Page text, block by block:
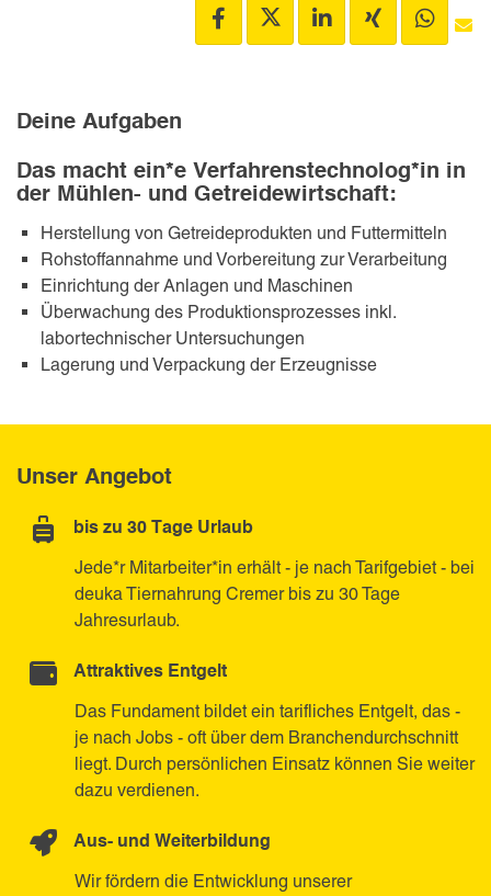
Deine Aufgaben
Das macht ein*e Verfahrenstechnolog*in in
der Mühlen- und Getreidewirtschaft:
Herstellung von Getreideprodukten und Futtermitteln
Rohstoffannahme und Vorbereitung zur Verarbeitung
Einrichtung der Anlagen und Maschinen
Überwachung des Produktionsprozesses inkl.
labortechnischer Untersuchungen
Lagerung und Verpackung der Erzeugnisse
Unser Angebot
bis zu 30 Tage Urlaub
Jede*r Mitarbeiter*in erhält - je nach Tarifgebiet - bei
deuka Tiernahrung Cremer bis zu 30 Tage
Jahresurlaub.
Attraktives Entgelt
Das Fundament bildet ein tarifliches Entgelt, das -
je nach Jobs - oft über dem Branchendurchschnitt
liegt. Durch persönlichen Einsatz können Sie weiter
dazu verdienen.
Aus- und Weiterbildung
Wir fördern die Entwicklung unserer